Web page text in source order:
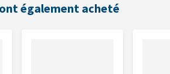
également acheté